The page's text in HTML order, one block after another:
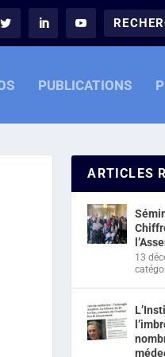
PUBLICATIONS
ARTICLES
13